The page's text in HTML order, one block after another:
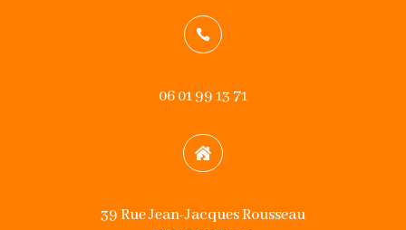

06 01 99 13 71

39 Rue Jean-Jacques Rousseau